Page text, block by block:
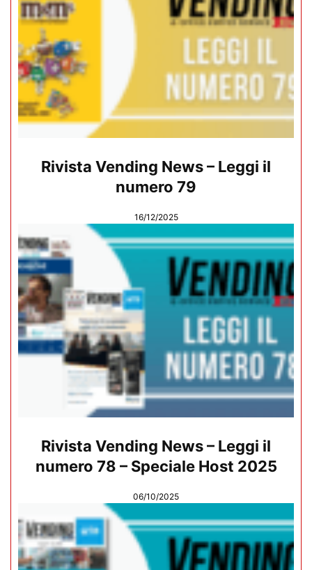
Rivista Vending News – Leggi il
numero 79
16/12/2025
Rivista Vending News – Leggi il
numero 78 – Speciale Host 2025
06/10/2025